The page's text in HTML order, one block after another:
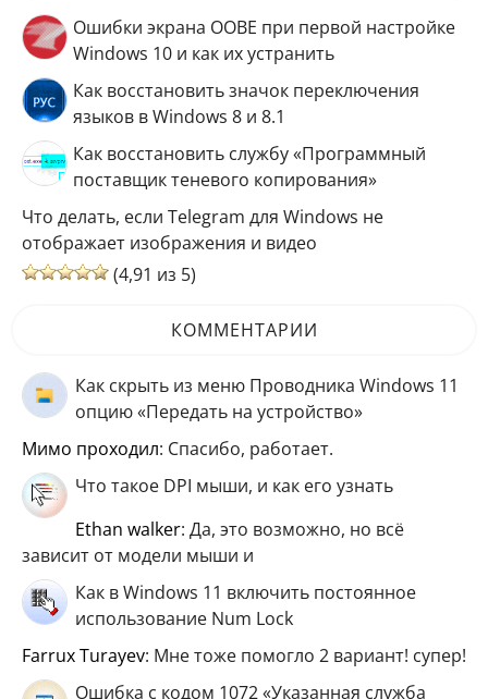
Ошибки экрана OOBE при первой настройке
Windows 10 и как их устранить
Как восстановить значок переключения
языков в Windows 8 и 8.1
Как восстановить службу «Программный
поставщик теневого копирования»
Что делать, если Telegram для Windows не
отображает изображения и видео
(4,91 из 5)
КОММЕНТАРИИ
Как скрыть из меню Проводника Windows 11
опцию «Передать на устройство»
мимо проходил: Спасибо, работает.
Что такое DPI мыши, и как его узнать
ethan walker: Да, это возможно, но всё
зависит от модели мыши и
Как в Windows 11 включить постоянное
использование Num Lock
Farrux Turayev: Мне тоже помогло 2 вариант! супер!
Ошибка с кодом 1072 «Указанная служба